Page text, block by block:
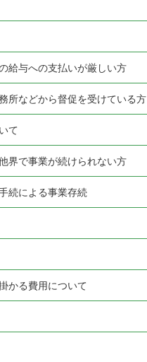
給与への支払いが厳しい方
所などから督促を受けている方
て
界で事業が続けられない方
続による事業存続
かる費用について